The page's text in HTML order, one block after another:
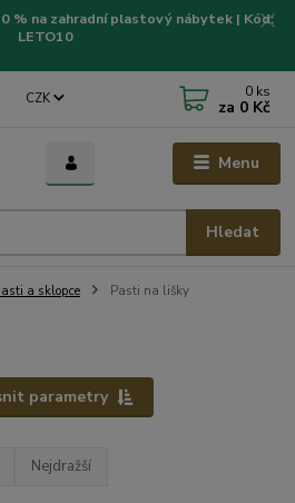
% na zahradní plastový nábytek | Kód:
LETO10
Menu
CZK
Hledat
0 ks
za 0 Kč
a sklopce Pasti na lišky
parametry
Nejdražší